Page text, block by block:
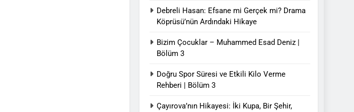
Debreli Hasan: Efsane mi Gerçek mi? Drama
Köprüsü’nün Ardındaki Hikaye
Bizim Çocuklar – Muhammed Esad Deniz |
Bölüm 3
Doğru Spor Süresi ve Etkili Kilo Verme
Rehberi | Bölüm 3
Çayırova’nın Hikayesi: İki Kupa, Bir Şehir,